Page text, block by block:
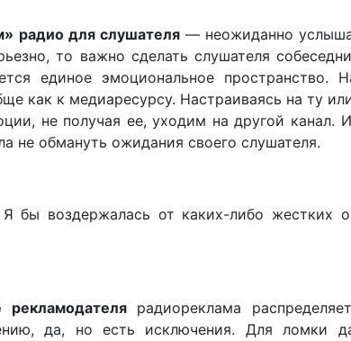
радио для слушателя— неожиданно
то важно сделать слушателя
единое эмоциональное пространство.
как к медиаресурсу. Настраиваясь на ту
не получая ее, уходим на другой канал.
не обмануть ожидания своего слушателя.
Я бы воздержалась от каких-либо жестких
радиореклама
да, но есть исключения. Для ломки